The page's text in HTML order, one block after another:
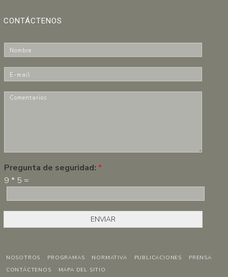
CONTÁCTENOS
o
m
b
-
m
r
i
o
s
*
Pregunta de seguridad: *
9 * 5 =
ENVIAR
NOSOTROS PROGRAMAS NORMATIVA PUBLICACIONES
PRENSA
CONTÁCTENOS
MAPA DEL SITIO